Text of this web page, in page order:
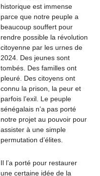
historique est immense
parce que notre peuple a
beaucoup souffert pour
rendre possible la révolution
citoyenne par les urnes de
2024. Des jeunes sont
tombés. Des familles ont
pleuré. Des citoyens ont
connu la prison, la peur et
parfois l’exil. Le peuple
sénégalais n’a pas porté
notre projet au pouvoir pour
assister à une simple
permutation d’élites.
Il l’a porté pour restaurer
une certaine idée de la